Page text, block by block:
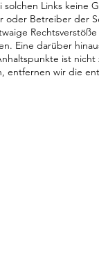
Links keine
Betreiber der
Eine darüber
ist nicht
entfernen wir die